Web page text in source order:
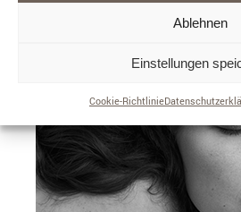
Ablehnen
Einstellungen
Cookie-Richtlinie